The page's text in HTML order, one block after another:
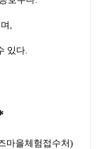
,
있다.
마을체험접수처)